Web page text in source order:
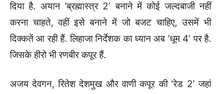
दिया है. अयान ‘ब्रह्मास्त्र 2’ बनाने में कोई जल्दबाजी नहीं
करना चाहते, वहीं इसे बनाने में जो बजट चाहिए, उसमें भी
दिक्कतें आ रही हैं. लिहाजा निर्देशक का ध्यान अब ‘धूम 4’ पर है.
जिसके हीरो भी रणबीर कपूर हैं.
अजय देवगन, रितेश देशमुख और वाणी कपूर की ‘रेड 2’ जहां